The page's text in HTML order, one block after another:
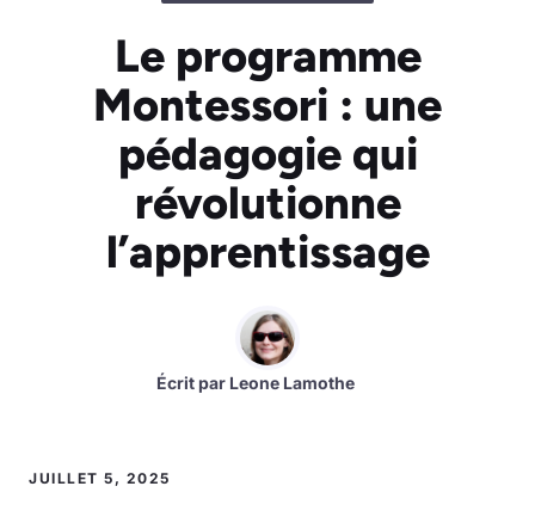
Le programme
Montessori : une
pédagogie qui
révolutionne
l’apprentissage
Écrit par Leone Lamothe
JUILLET 5, 2025